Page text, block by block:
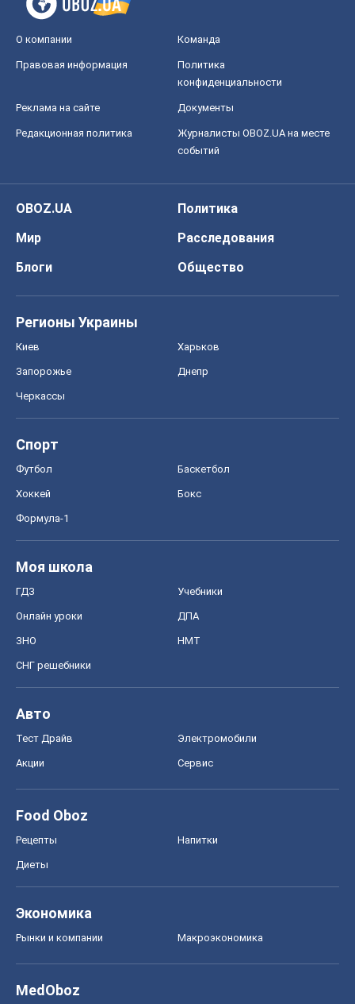
О компании Команда
Правовая информация
Политика
конфиденциальности
Реклама на сайте Документы
Редакционная политика
Журналисты OBOZ.UA на месте
событий
OBOZ.UA
Политика
Мир
Расследования
Блоги
Общество
Регионы Украины
Киев Харьков
Запорожье Днепр
Черкассы
Спорт
Футбол Баскетбол
Хоккей Бокс
Формула-1
Моя школа
ГДЗ Учебники
Онлайн уроки ДПА
ЗНО НМТ
СНГ решебники
Авто
Тест Драйв Электромобили
Акции Сервис
Food Oboz
Рецепты Напитки
Диеты
Экономика
Рынки и компании Mакроэкономика
MedOboz